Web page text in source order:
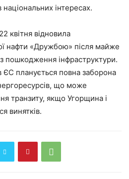
інтересах.
квітня відновила
нафти «Дружбою» після майже
пошкодження інфраструктури.
ЄС планується повна заборона
що може
транзиту, якщо Угорщина і
винятків.